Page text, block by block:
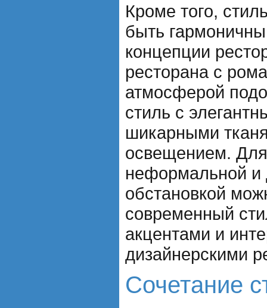
Кроме того,
быть
концепции
ресторана с
атмосферой
стиль с
шикарными
освещением.
неформальной и
обстановкой
современный
акцентами и
дизайнерскими
Сочетание